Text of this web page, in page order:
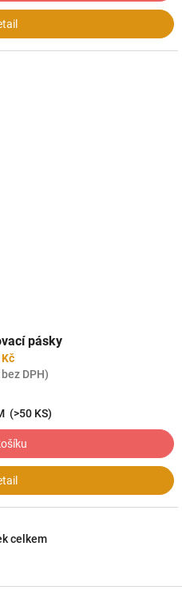
pásky
DPH)
(>50 KS)
Ocelkem